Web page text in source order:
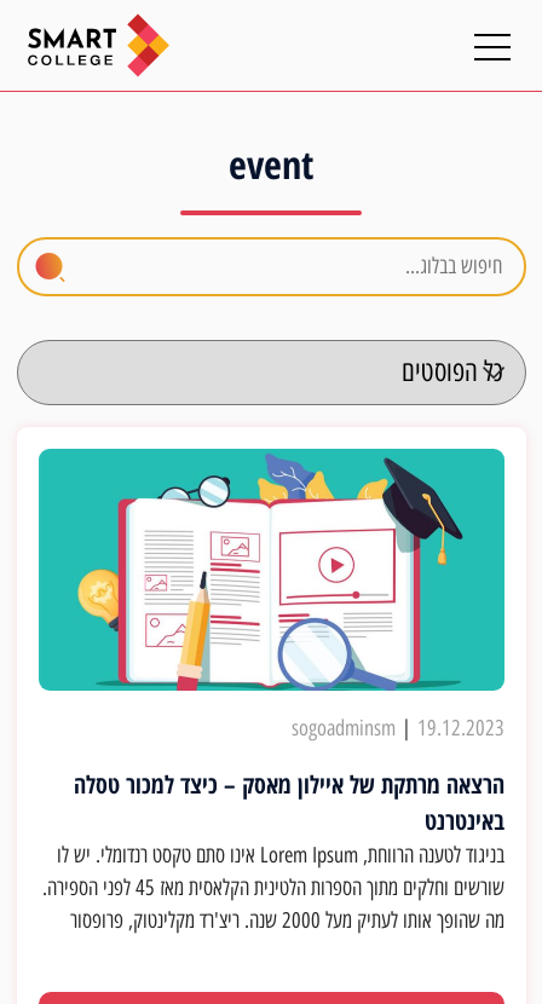
event
19.12.2023
|
sogoadminsm
הרצאה מרתקת של איילון מאסק – כיצד למכור טסלה
באינטרנט
בניגוד לטענה הרווחת, Lorem Ipsum אינו סתם טקסט רנדומלי. יש לו
שורשים וחלקים מתוך הספרות הלטינית הקלאסית מאז 45 לפני הספירה.
מה שהופך אותו לעתיק מעל 2000 שנה. ריצ'רד מקלינטוק, פרופסור
המעורפלות ביותר בלטינית - consectetur - מתוך פסקאות של Lorem